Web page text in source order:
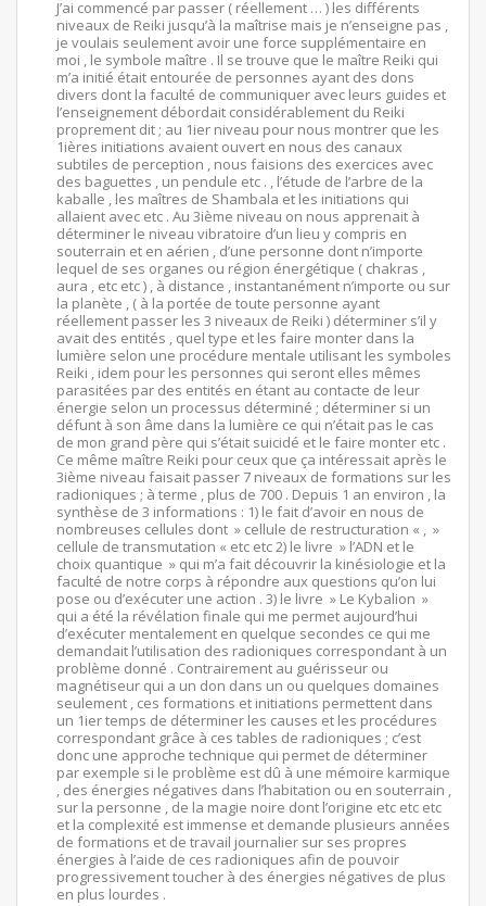
J’ai commencé par passer ( réellement … ) les différents
niveaux de Reiki jusqu’à la maîtrise mais je n’enseigne pas ,
je voulais seulement avoir une force supplémentaire en
moi , le symbole maître . Il se trouve que le maître Reiki qui
m’a initié était entourée de personnes ayant des dons
divers dont la faculté de communiquer avec leurs guides et
l’enseignement débordait considérablement du Reiki
proprement dit ; au 1ier niveau pour nous montrer que les
1ières initiations avaient ouvert en nous des canaux
subtiles de perception , nous faisions des exercices avec
des baguettes , un pendule etc . , l’étude de l’arbre de la
kaballe , les maîtres de Shambala et les initiations qui
allaient avec etc . Au 3ième niveau on nous apprenait à
déterminer le niveau vibratoire d’un lieu y compris en
souterrain et en aérien , d’une personne dont n’importe
lequel de ses organes ou région énergétique ( chakras ,
aura , etc etc ) , à distance , instantanément n’importe ou sur
la planète , ( à la portée de toute personne ayant
réellement passer les 3 niveaux de Reiki ) déterminer s’il y
avait des entités , quel type et les faire monter dans la
lumière selon une procédure mentale utilisant les symboles
Reiki , idem pour les personnes qui seront elles mêmes
parasitées par des entités en étant au contacte de leur
énergie selon un processus déterminé ; déterminer si un
défunt à son âme dans la lumière ce qui n’était pas le cas
de mon grand père qui s’était suicidé et le faire monter etc .
Ce même maître Reiki pour ceux que ça intéressait après le
3ième niveau faisait passer 7 niveaux de formations sur les
radioniques ; à terme , plus de 700 . Depuis 1 an environ , la
synthèse de 3 informations : 1) le fait d’avoir en nous de
nombreuses cellules dont » cellule de restructuration « , »
cellule de transmutation « etc etc 2) le livre » l’ADN et le
choix quantique » qui m’a fait découvrir la kinésiologie et la
faculté de notre corps à répondre aux questions qu’on lui
pose ou d’exécuter une action . 3) le livre » Le Kybalion »
qui a été la révélation finale qui me permet aujourd’hui
d’exécuter mentalement en quelque secondes ce qui me
demandait l’utilisation des radioniques correspondant à un
problème donné . Contrairement au guérisseur ou
magnétiseur qui a un don dans un ou quelques domaines
seulement , ces formations et initiations permettent dans
un 1ier temps de déterminer les causes et les procédures
correspondant grâce à ces tables de radioniques ; c’est
donc une approche technique qui permet de déterminer
par exemple si le problème est dû à une mémoire karmique
, des énergies négatives dans l’habitation ou en souterrain ,
sur la personne , de la magie noire dont l’origine etc etc etc
et la complexité est immense et demande plusieurs années
de formations et de travail journalier sur ses propres
énergies à l’aide de ces radioniques afin de pouvoir
progressivement toucher à des énergies négatives de plus
en plus lourdes .